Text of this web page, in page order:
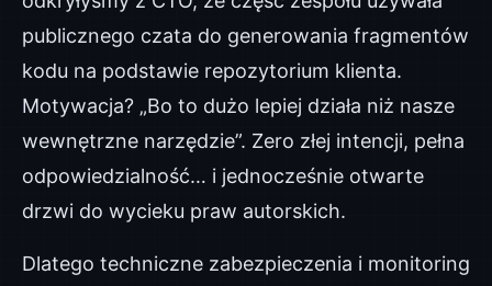
publicznego czata do generowania fragmentów
kodu na podstawie repozytorium klienta.
Motywacja? „Bo to dużo lepiej działa niż nasze
wewnętrzne narzędzie”. Zero złej intencji, pełna
odpowiedzialność… i jednocześnie otwarte
drzwi do wycieku praw autorskich.
Dlatego techniczne zabezpieczenia i monitoring